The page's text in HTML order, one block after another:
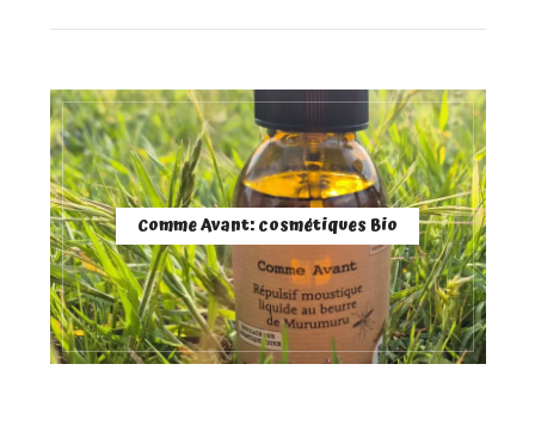
Comme Avant: cosmétiques Bio